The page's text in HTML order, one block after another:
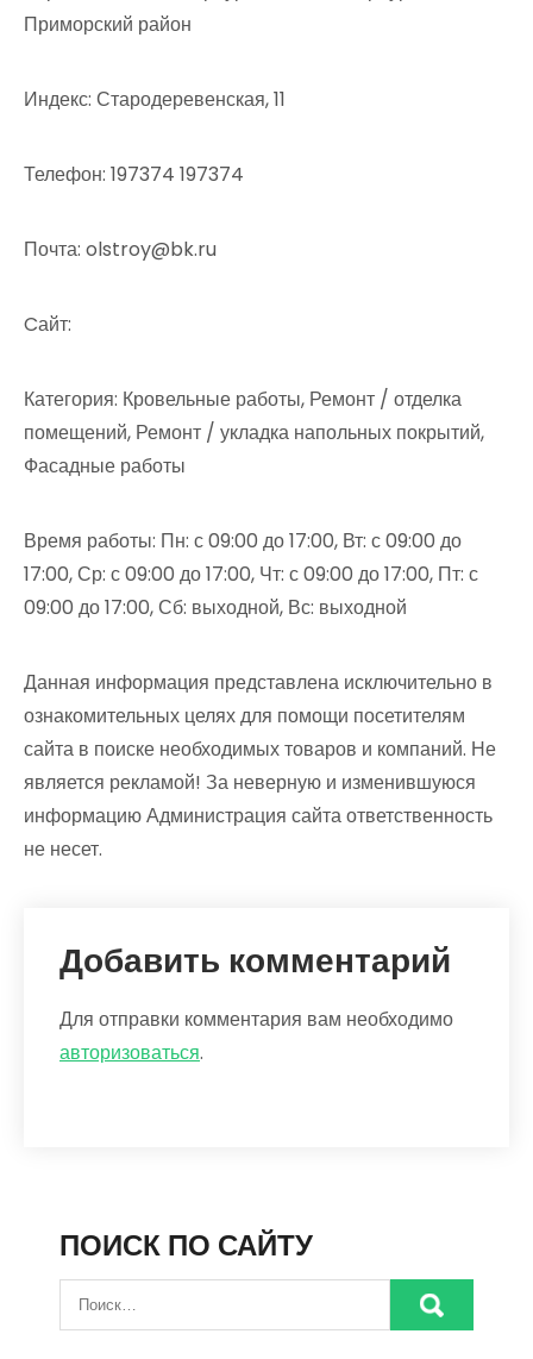
Приморский район
Индекс: Стародеревенская, 11
Телефон: 197374 197374
Почта: olstroy@bk.ru
Cайт:
Категория: Кровельные работы, Ремонт / отделка
помещений, Ремонт / укладка напольных покрытий,
Фасадные работы
Время работы: Пн: с 09:00 до 17:00, Вт: с 09:00 до
17:00, Ср: с 09:00 до 17:00, Чт: с 09:00 до 17:00, Пт: с
09:00 до 17:00, Сб: выходной, Вс: выходной
Данная информация представлена исключительно в
ознакомительных целях для помощи посетителям
сайта в поиске необходимых товаров и компаний. Не
является рекламой! За неверную и изменившуюся
информацию Администрация сайта ответственность
не несет.
Добавить комментарий
Для отправки комментария вам необходимо
авторизоваться.
ПОИСК ПО САЙТУ